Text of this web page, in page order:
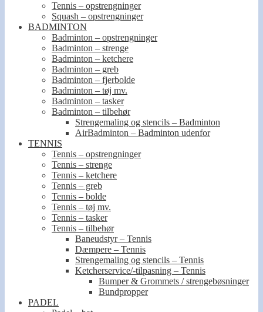
Tennis – opstrengninger
Squash – opstrengninger
BADMINTON
Badminton – opstrengninger
Badminton – strenge
Badminton – ketchere
Badminton – greb
Badminton – fjerbolde
Badminton – tøj mv.
Badminton – tasker
Badminton – tilbehør
Strengemaling og stencils – Badminton
AirBadminton – Badminton udenfor
TENNIS
Tennis – opstrengninger
Tennis – strenge
Tennis – ketchere
Tennis – greb
Tennis – bolde
Tennis – tøj mv.
Tennis – tasker
Tennis – tilbehør
Baneudstyr – Tennis
Dæmpere – Tennis
Strengemaling og stencils – Tennis
Ketcherservice/-tilpasning – Tennis
Bumper & Grommets / strengebøsninger
Bundpropper
PADEL